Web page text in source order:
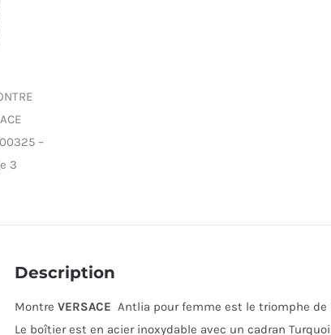
Description
Montre VERSACE Antlia pour femme est le triomphe de
Le boîtier est en acier inoxydable avec un cadran